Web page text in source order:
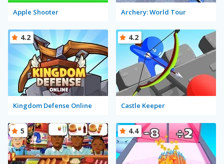
Apple Shooter Archery: World Tour
Kingdom Defense Online
4.2
Castle Keeper
4.2
5 4.4